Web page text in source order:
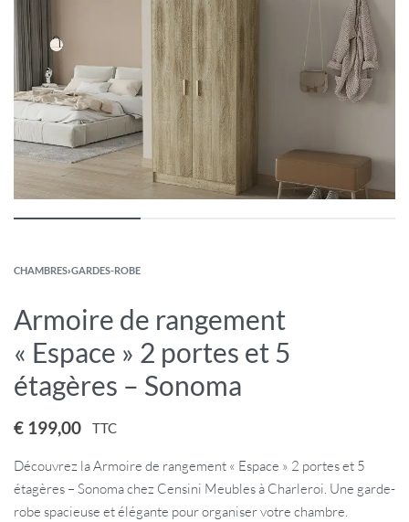
CHAMBRES›GARDES-ROBE
Armoire de rangement
« Espace » 2 portes et 5
étagères – Sonoma
€ 199,00 TTC
Découvrez la Armoire de rangement « Espace » 2 portes et 5
étagères – Sonoma chez Censini Meubles à Charleroi. Une garde-
robe spacieuse et élégante pour organiser votre chambre.